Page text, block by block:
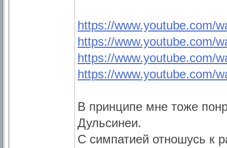
https://www.youtube.com/
https://www.youtube.com/
https://www.youtube.com/
https://www.youtube.com/
В принципе мне тоже
Дульсинеи.
С симпатией отношусь к